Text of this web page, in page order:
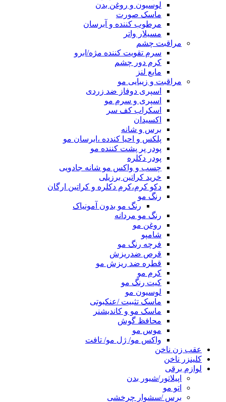
لوسیون و روغن بدن
ماسک صورت
مرطوب کننده و آبرسان
مسیلار واتر
مراقبت چشم
سرم تقویت کننده مژه/ابرو
کرم دور چشم
مایع لنز
مراقبت و زیبایی مو
اسپری دوفاز ضد زردی
اسپری و سرم مو
اسکراب کف سر
اکسیدان
برس و شانه
پلکس و احیا کندده ،ابرسان مو
پودر پر پشت کننده مو
پودر دکلره
چسب و واکس مو شانه جادویی
خرید کراتین برزیلی
دکو کرم،کرم دکلره و کراتین ارگان
رنگ مو
رنگ مو بدون آمونیاک
رنگ مو مردانه
روغن مو
شامپو
فرچه رنگ مو
قرص ضدریزش
قطره ضد ریزش مو
کرم مو
کیت رنگ مو
لوسیون مو
ماسک تثبیت /عنکبوتی
ماسک مو و کاندیشنر
محافظ گوش
موس مو
واکس مو/ ژل مو/ تافت
عقب زن ناخن
کلینزر ناخن
لوازم برقی
اپیلاتور/شیور بدن
اتو مو
برس /سشوار چرخشی